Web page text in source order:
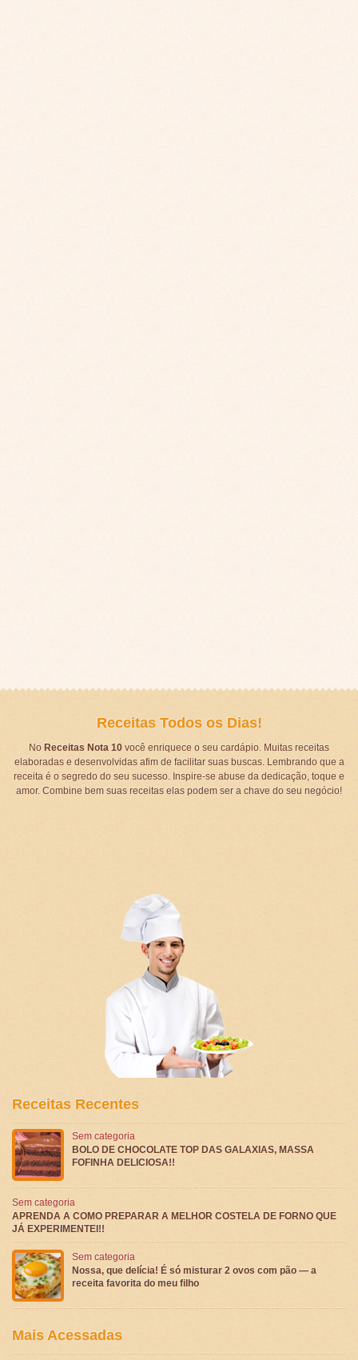
Receitas Todos os Dias!
No Receitas Nota 10você enriquece o seu cardápio. Muitas receitas
elaboradas e desenvolvidas afim de facilitar suas buscas. Lembrando que a
receita é o segredo do seu sucesso. Inspire-se abuse da dedicação, toque e
amor. Combine bem suas receitas elas podem ser a chave do seu negócio!
Receitas Recentes
Sem categoria
BOLO DE CHOCOLATE TOP DAS GALAXIAS, MASSA
FOFINHA DELICIOSA!!
Sem categoria
APRENDA A COMO PREPARAR A MELHOR COSTELA DE FORNO QUE
JÁ EXPERIMENTEI!!
Sem categoria
Nossa, que delícia! É só misturar 2 ovos com pão — a
receita favorita do meu filho
Mais Acessadas